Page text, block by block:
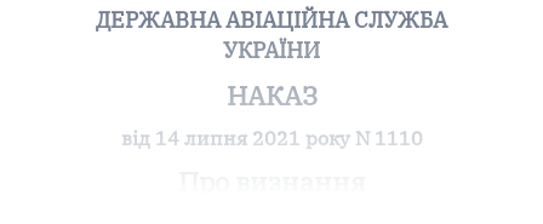
ДЕРЖАВНА АВІАЦІЙНА СЛУЖБА
УКРАЇНИ
НАКАЗ
від 14 липня 2021 року N 1110